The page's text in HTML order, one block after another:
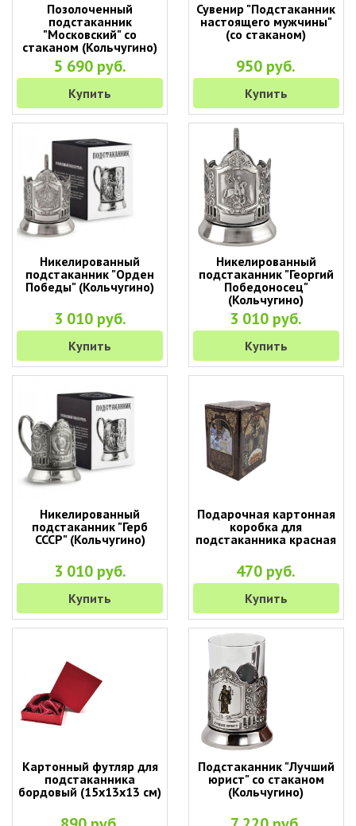
Позолоченный
подстаканник
"Московский" со
стаканом (Кольчугино)
5 690 руб.
Купить
Сувенир "Подстаканник
настоящего мужчины"
(со стаканом)
950 руб.
Купить
Никелированный
подстаканник "Орден
Победы" (Кольчугино)
3 010 руб.
Купить
Никелированный
подстаканник "Георгий
Победоносец"
(Кольчугино)
3 010 руб.
Купить
Никелированный
подстаканник "Герб
СССР" (Кольчугино)
3 010 руб.
Купить
Подарочная картонная
коробка для
подстаканника красная
470 руб.
Купить
Картонный футляр для
подстаканника
бордовый (15х13х13 см)
Подстаканник "Лучший
юрист" со стаканом
(Кольчугино)